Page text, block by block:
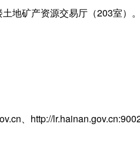
地矿产资源交易厅（203室）。
、http://